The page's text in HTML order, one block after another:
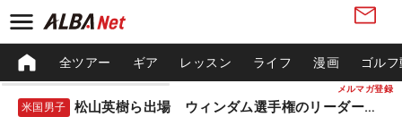
メルマガ登録
全ツアー ギア レッスン ライフ 漫画 ゴル
米国男子 松山英樹ら出場 ウィンダム選手権のリーダーボード